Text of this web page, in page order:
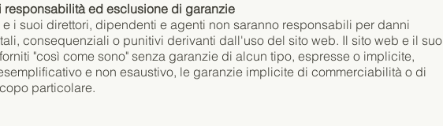
responsabilità ed esclusione di garanzie
e i suoi direttori, dipendenti e agenti non saranno responsabili per danni
consequenziali o punitivi derivanti dall'uso del sito web. Il sito web e il suo
"così come sono" senza garanzie di alcun tipo, espresse o implicite,
e non esaustivo, le garanzie implicite di commerciabilità o di
particolare.